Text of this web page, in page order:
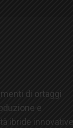
di ortaggi
e
ibride innovative